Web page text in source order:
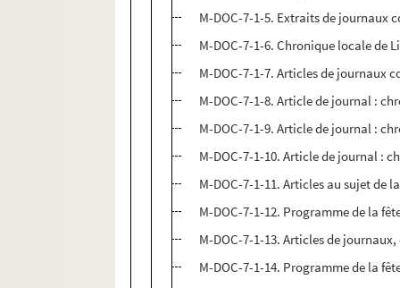
M-DOC-7-1-5. Extraits de journaux
M-DOC-7-1-6. Chronique locale de
M-DOC-7-1-7. Articles de journaux
M-DOC-7-1-8. Article de journal :
M-DOC-7-1-9. Article de journal :
M-DOC-7-1-10. Article de journal :
M-DOC-7-1-11. Articles au sujet de
M-DOC-7-1-12. Programme de la
M-DOC-7-1-13. Articles de
M-DOC-7-1-14. Programme de la